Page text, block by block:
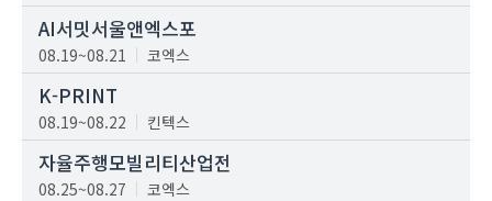
AI서밋서울앤엑스포
08.19~08.21 코엑스
K-PRINT
08.19~08.22 킨텍스
자율주행모빌리티산업전
08.25~08.27 코엑스